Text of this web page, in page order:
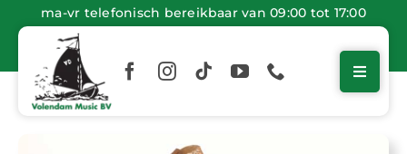
naar
ma-vr telefonisch bereikbaar van 09:00 tot 17:00